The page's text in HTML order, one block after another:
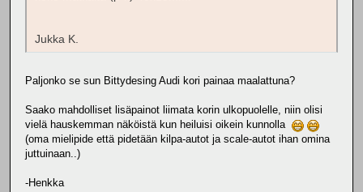
Jukka K.
Paljonko se sun Bittydesing Audi kori painaa maalattuna?
Saako mahdolliset lisäpainot liimata korin ulkopuolelle, niin olisi
vielä hauskemman näköistä kun heiluisi oikein kunnolla
(oma mielipide että pidetään kilpa-autot ja scale-autot ihan omina
juttuinaan..)
-Henkka